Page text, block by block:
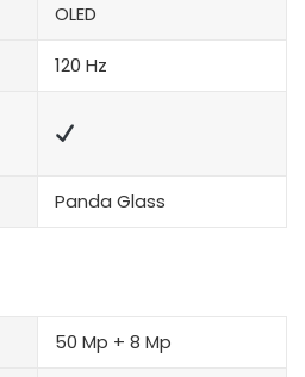
OLED
120 Hz
Panda Glass
50 Mp + 8 Mp